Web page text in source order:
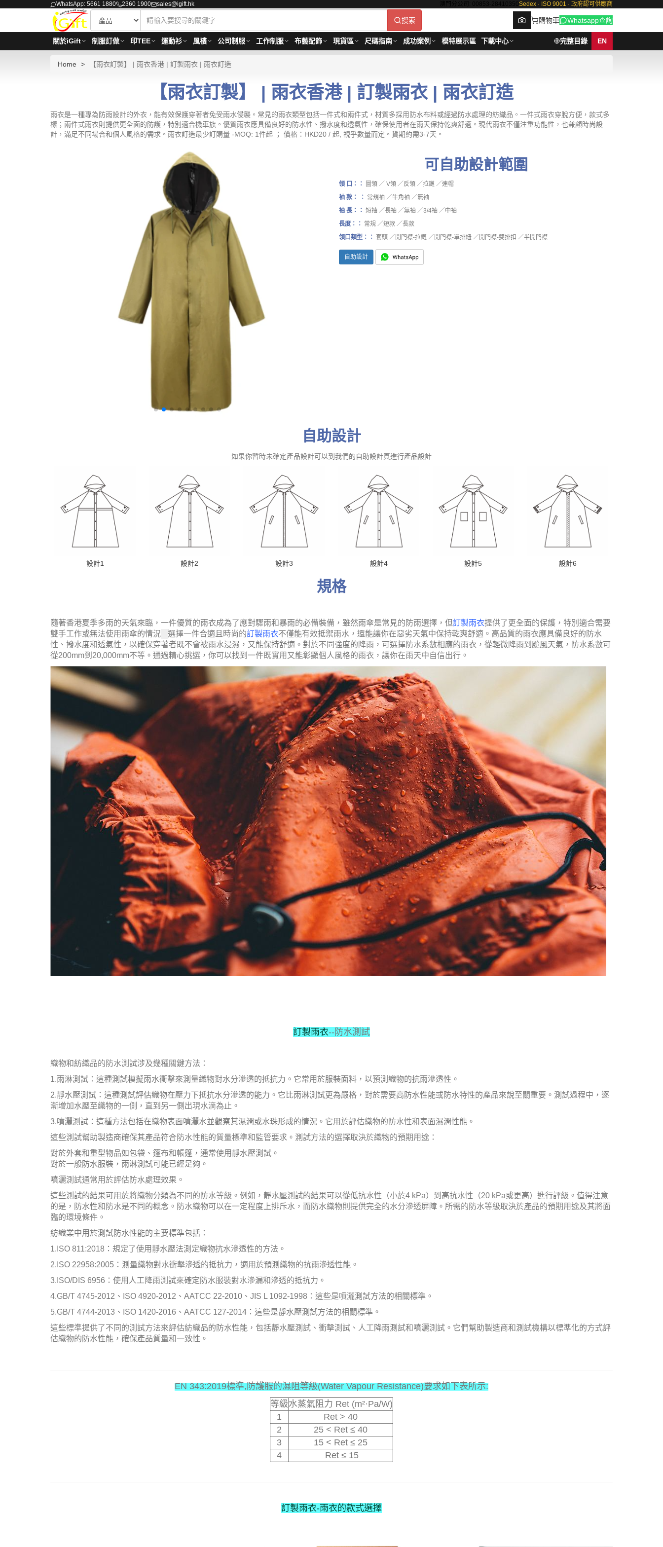
WhatsApp: 5661 1880 2360 1900 sales@igift.hk 澳門分公司: 00853-28410350 Sedex · ISO 9001 · 政府認可供應商
搜索
Browse
購物車 Whatsapp查詢
關於iGift 制服訂做 印TEE 運動衫 風褸 公司制服 工作制服 布藝配飾 現貨區 尺碼指南 成功案例 模特展示區 下載中心 完整目錄 EN
Home 【雨衣訂製】 | 雨衣香港 | 訂製雨衣 | 雨衣訂造
【雨衣訂製】 | 雨衣香港 | 訂製雨衣 | 雨衣訂造
雨衣是一種專為防雨設計的外衣，能有效保護穿著者免受雨水侵襲。常見的雨衣類型包括一件式和兩件式，材質多採用防水布料或經過防水處理的紡織品。一件式雨衣穿脫方便，款式多
樣；兩件式雨衣則提供更全面的防護，特別適合機車族。優質雨衣應具備良好的防水性、撥水度和透氣性，確保使用者在雨天保持乾爽舒適。現代雨衣不僅注重功能性，也兼顧時尚設
計，滿足不同場合和個人風格的需求。雨衣訂造最少訂購量 -MOQ: 1件起 ； 價格：HKD20 / 起, 視乎數量而定。貨期約需3-7天。
可自助設計範圍
領 口：：
圖領 ／ V領 ／反領 ／拉鏈 ／連帽
袖 款： ： 常規袖 ／牛角袖 ／無袖
袖 長：： 短袖 ／長袖 ／無袖 ／3/4袖 ／中袖
長度：： 常規 ／短款 ／長款
領口類型：： 套頭 ／開門襟-拉鏈 ／開門襟-單排紐 ／開門襟-雙排扣 ／半開門襟
自助設計
自助設計
如果你暫時未確定產品設計可以到我們的自助設計頁進行產品設計
設計1 設計2 設計3 設計4 設計5 設計6
規格
隨著香港夏季多雨的天氣來臨，一件優質的雨衣成為了應對驟雨和暴雨的必備裝備， 雖然雨傘是常見的防雨選擇，但訂製雨衣提供了更全面的保護，特別適合需要
雙手工作或無法使用雨傘的情況
選擇一件合適且時尚的訂製雨衣不僅能有效抵禦雨水，還能讓你在惡劣天氣中保持乾爽舒適。高品質的雨衣應具備良好的防水
性、撥水度和透氣性，以確保穿著者既不會被雨水浸濕，又能保持舒適 。 對於不同強度的降雨，可選擇防水系數相應的雨衣，從輕微降雨到颱風天氣，防水系數可
從200mm到20,000mm不等 。 通過精心挑選，你可以找到一件既實用又能彰顯個人風格的雨衣，讓你在雨天中自信出行。
訂製雨衣--防水測試
織物和紡織品的防水測試涉及幾種關鍵方法：
1.雨淋測試：這種測試模擬雨水衝擊來測量織物對水分滲透的抵抗力。它常用於服裝面料，以預測織物的抗雨滲透性。
2.靜水壓測試：這種測試評估織物在壓力下抵抗水分滲透的能力。它比雨淋測試更為嚴格，對於需要高防水性能或防水特性的產品來說至關重要。測試過程中，逐
漸增加水壓至織物的一側，直到另一側出現水滴為止。
3.噴灑測試：這種方法包括在織物表面噴灑水並觀察其濕潤或水珠形成的情況。它用於評估織物的防水性和表面濕潤性能。
這些測試幫助製造商確保其產品符合防水性能的質量標準和監管要求。測試方法的選擇取決於織物的預期用途：
對於外套和重型物品如包袋、篷布和帳篷，通常使用靜水壓測試。
對於一般防水服裝，雨淋測試可能已經足夠。
噴灑測試通常用於評估防水處理效果。
這些測試的結果可用於將織物分類為不同的防水等級。例如，靜水壓測試的結果可以從低抗水性（小於4 kPa）到高抗水性（20 kPa或更高）進行評級。 值得注意
的是，防水性和防水是不同的概念。防水織物可以在一定程度上排斥水，而防水織物則提供完全的水分滲透屏障。所需的防水等級取決於產品的預期用途及其將面
臨的環境條件。
紡織業中用於測試防水性能的主要標準包括：
1.ISO 811:2018：規定了使用靜水壓法測定織物抗水滲透性的方法。
2.ISO 22958:2005：測量織物對水衝擊滲透的抵抗力，適用於預測織物的抗雨滲透性能。
3.ISO/DIS 6956：使用人工降雨測試來確定防水服裝對水滲漏和滲透的抵抗力。
4.GB/T 4745-2012、ISO 4920-2012、AATCC 22-2010、JIS L 1092-1998：這些是噴灑測試方法的相關標準。
5.GB/T 4744-2013、ISO 1420-2016、AATCC 127-2014：這些是靜水壓測試方法的相關標準。
這些標準提供了不同的測試方法來評估紡織品的防水性能，包括靜水壓測試、衝擊測試、人工降雨測試和噴灑測試。它們幫助製造商和測試機構以標準化的方式評
估織物的防水性能，確保產品質量和一致性。
EN 343:2019標準,防護服的濕阻等級(Water Vapour Resistance)要求如下表所示:
等級水蒸氣阻力 Ret (m²·Pa/W)
1
Ret > 40
2
25 < Ret ≤ 40
3
15 < Ret ≤ 25
4
Ret ≤ 15
訂製雨衣-雨衣的款式選擇